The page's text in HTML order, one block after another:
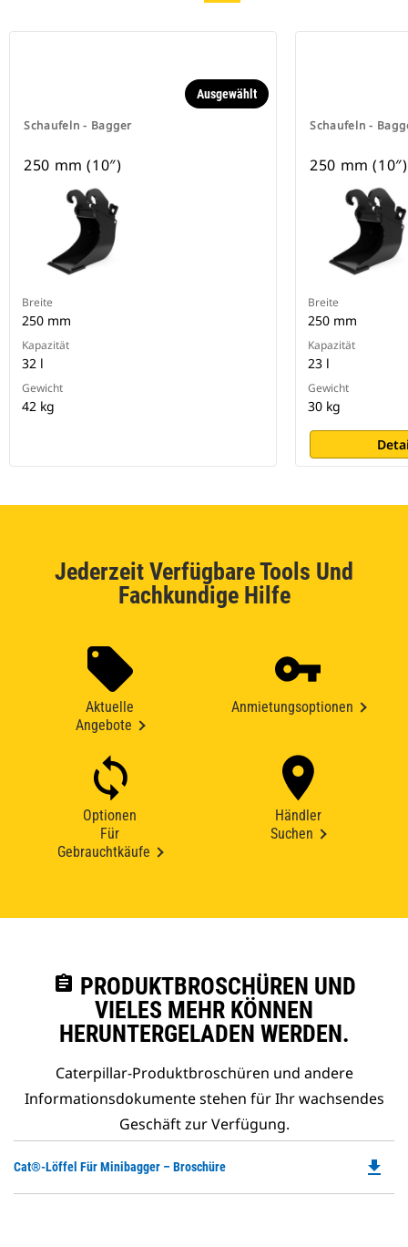
Schaufeln - Bagger
Ausgewählt
250 mm (10″)
Breite
250 mm
Kapazität
32 l
Gewicht
42 kg
Schaufeln -
250 mm (10″)
Breite
250 mm
Kapazität
23 l
Gewicht
30 kg
Jederzeit Verfügbare Tools Und
Fachkundige Hilfe
Aktuelle
Angebote
Anmietungsoptionen
Optionen
Für
Gebrauchtkäufe
Händler
Suchen
assignment PRODUKTBROSCHÜREN UND
VIELES MEHR KÖNNEN
HERUNTERGELADEN WERDEN.
Caterpillar-Produktbroschüren und andere
Informationsdokumente stehen für Ihr wachsendes
Geschäft zur Verfügung.
Cat®-Löffel Für Minibagger – Broschüre file_download